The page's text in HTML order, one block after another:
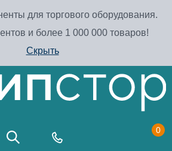
для торгового оборудования.
и более 1 000 000 товаров!
Скрыть
0